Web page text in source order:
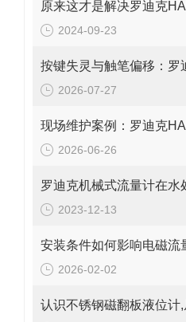
2024-09-23
2026-07-27
2026-06-26
2023-12-13
2026-02-02